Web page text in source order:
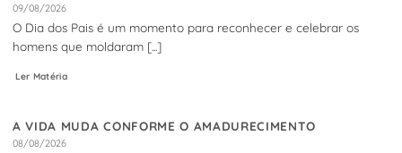
09/08/2026
O Dia dos Pais é um momento para reconhecer e celebrar os
homens que moldaram [...]
Ler Matéria
A VIDA MUDA CONFORME O AMADURECIMENTO
08/08/2026